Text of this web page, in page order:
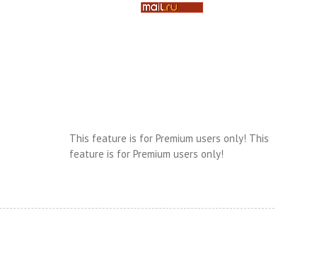
This feature is for Premium users only! This
feature is for Premium users only!